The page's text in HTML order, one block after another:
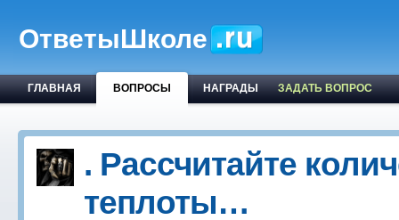
ОтветыШколе
ГЛАВНАЯ ВОПРОСЫ НАГРАДЫ ЗАДАТЬ ВОПРОС
. Рассчитайте
теплоты…